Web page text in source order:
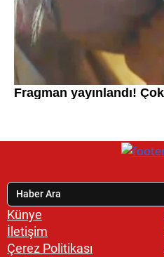
Künye
İletişim
Çerez Politikası